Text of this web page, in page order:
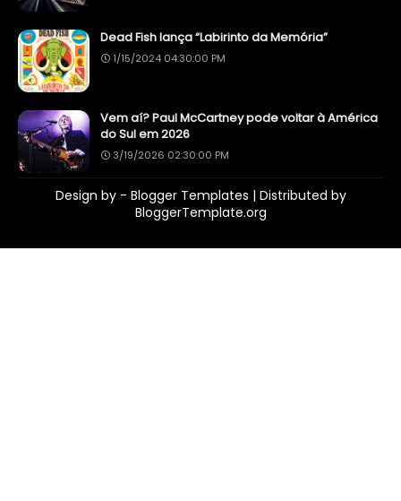
Dead Fish lança “Labirinto da Memória”
1/15/2024 04:30:00 PM
Vem aí? Paul McCartney pode voltar à América
do Sul em 2026
3/19/2026 02:30:00 PM
Design by - Blogger Templates | Distributed by
BloggerTemplate.org